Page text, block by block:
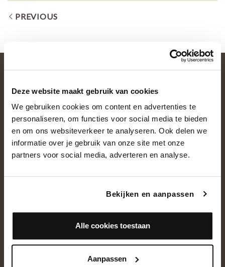
Deze website maakt gebruik van cookies
We gebruiken cookies om content en advertenties te
personaliseren, om functies voor social media te bieden
en om ons websiteverkeer te analyseren. Ook delen we
informatie over je gebruik van onze site met onze
partners voor social media, adverteren en analyse.
Bekijken en aanpassen
Alle cookies toestaan
Aanpassen
PREVIOUS
OVER ONS
Historie